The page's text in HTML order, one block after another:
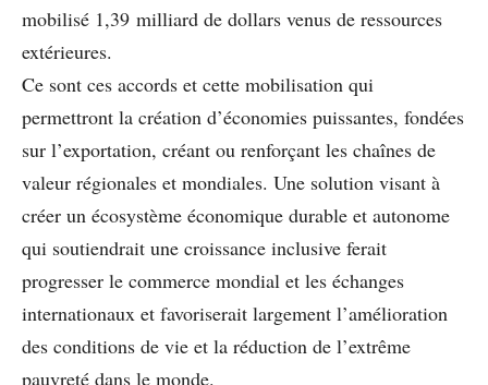
mobilisé 1,39 milliard de dollars venus de ressources
extérieures.
Ce sont ces accords et cette mobilisation qui
permettront la création d’économies puissantes, fondées
sur l’exportation, créant ou renforçant les chaînes de
valeur régionales et mondiales. Une solution visant à
créer un écosystème économique durable et autonome
qui soutiendrait une croissance inclusive ferait
progresser le commerce mondial et les échanges
internationaux et favoriserait largement l’amélioration
des conditions de vie et la réduction de l’extrême
pauvreté dans le monde.